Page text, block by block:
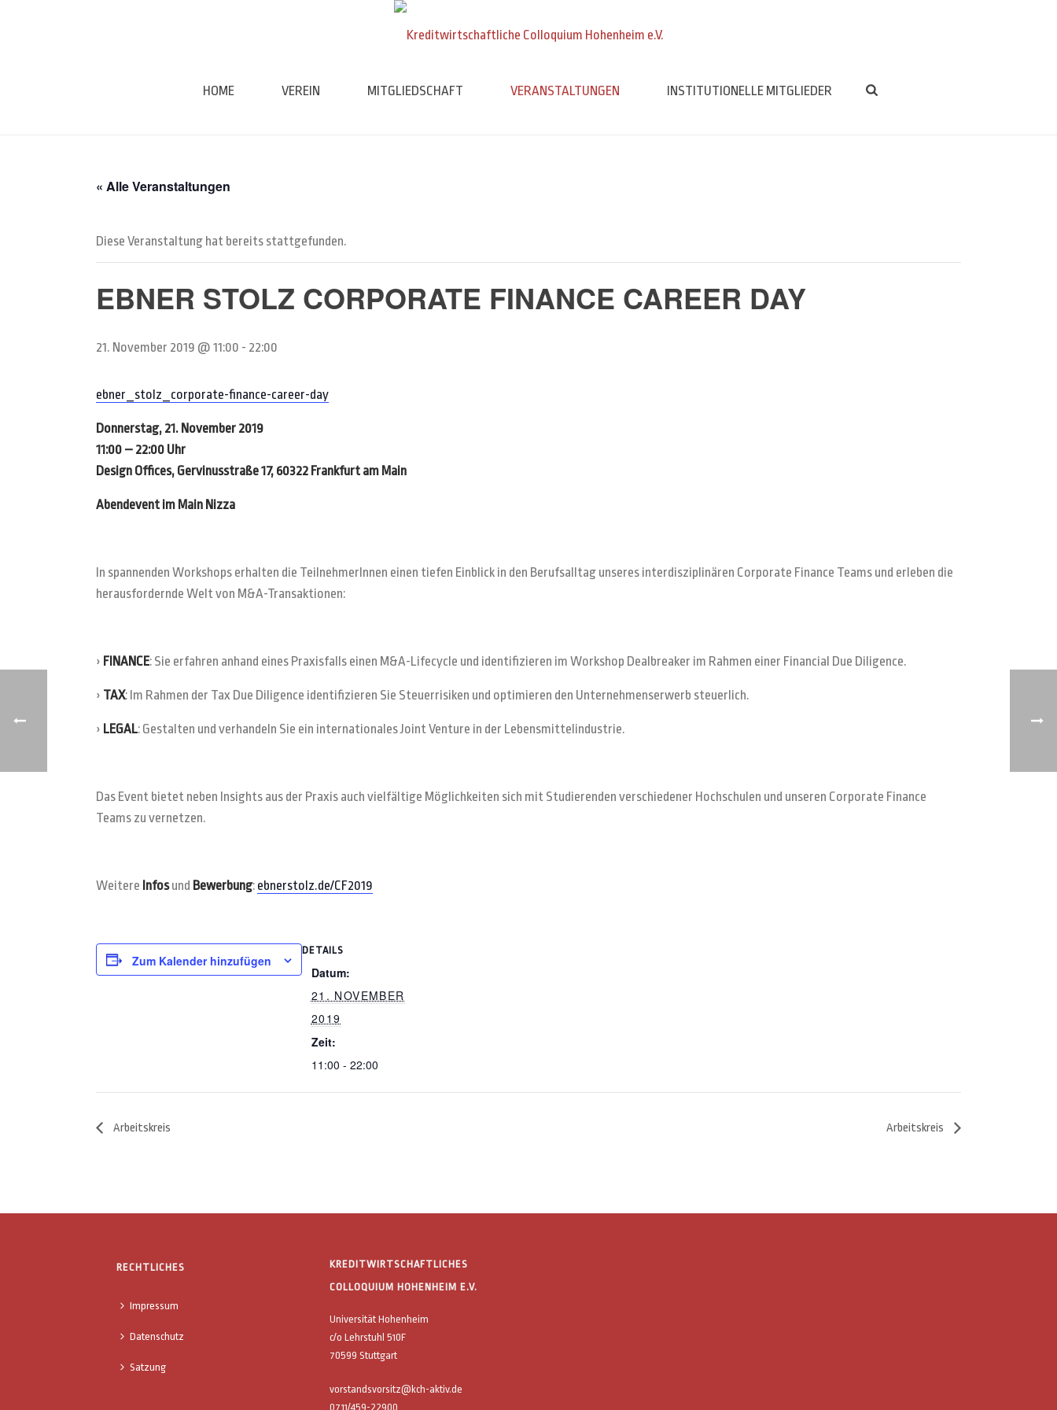
HOME VEREIN MITGLIEDSCHAFT VERANSTALTUNGEN INSTITUTIONELLE MITGLIEDER
« Alle Veranstaltungen
Diese Veranstaltung hat bereits stattgefunden.
EBNER STOLZ CORPORATE FINANCE CAREER DAY
21. November 2019 @ 11:00 - 22:00
ebner_stolz_corporate-finance-career-day
Donnerstag, 21. November 2019
11:00 – 22:00 Uhr
Design Offices, Gervinusstraße 17, 60322 Frankfurt am Main
Abendevent im Main Nizza
In spannenden Workshops erhalten die TeilnehmerInnen einen tiefen Einblick in den Berufsalltag unseres interdisziplinären Corporate Finance Teams und erleben die
herausfordernde Welt von M&A-Transaktionen:
› FINANCE: Sie erfahren anhand eines Praxisfalls einen M&A-Lifecycle und identifizieren im Workshop Dealbreaker im Rahmen einer Financial Due Diligence.
› TAX: Im Rahmen der Tax Due Diligence identifizieren Sie Steuerrisiken und optimieren den Unternehmenserwerb steuerlich.
› LEGAL: Gestalten und verhandeln Sie ein internationales Joint Venture in der Lebensmittelindustrie.
Das Event bietet neben Insights aus der Praxis auch vielfältige Möglichkeiten sich mit Studierenden verschiedener Hochschulen und unseren Corporate Finance
Teams zu vernetzen.
Weitere Infosund Bewerbung: ebnerstolz.de/CF2019
Zum Kalender hinzufügen
DETAILS
Datum:
21. NOVEMBER
2019
Zeit:
11:00 - 22:00
Arbeitskreis Arbeitskreis
RECHTLICHES
Impressum
Datenschutz
Satzung
KREDITWIRTSCHAFTLICHES
COLLOQUIUM HOHENHEIM E.V.
Universität Hohenheim
c/o Lehrstuhl 510F
70599 Stuttgart
vorstandsvorsitz@kch-aktiv.de
0711/459-22900